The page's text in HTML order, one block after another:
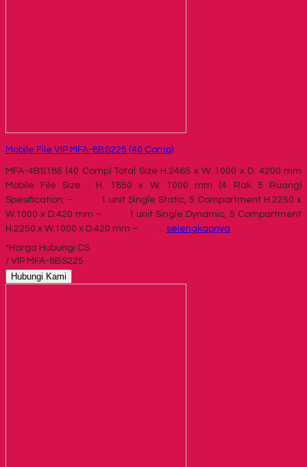
Mobile File VIP MFA-8BS225 (40 Comp)
MFA-4BS185 (40 Comp) Total Size H.2465 x W. 1000 x D. 4200 mm
Mobile File Size : H. 1850 x W. 1000 mm (4 Rak 5 Ruang)
Spesification: – 1 unit Single Static, 5 Compartment H.2250 x
W.1000 x D.420 mm – 1 unit Single Dynamic, 5 Compartment
H.2250 x W.1000 x D.420 mm – … selengkapnya
*Harga Hubungi CS
/ VIP MFA-8BS225
Hubungi Kami